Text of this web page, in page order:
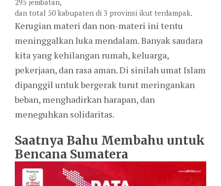
dan total 50 kabupaten di 3 provinsi ikut terdampak.
Kerugian materi dan non-materi ini tentu
meninggalkan luka mendalam. Banyak saudara
kita yang kehilangan rumah, keluarga,
pekerjaan, dan rasa aman. Di sinilah umat Islam
dipanggil untuk bergerak turut meringankan
beban, menghadirkan harapan, dan
meneguhkan solidaritas.
Saatnya Bahu Membahu untuk
Bencana Sumatera